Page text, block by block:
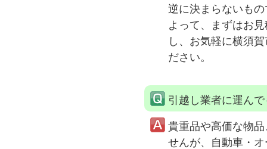
逆に決まらないも
よって、まずはお
し、お気軽に横須
ださい。
引越し業者に運ん
貴重品や高価な物
せんが、自動車・